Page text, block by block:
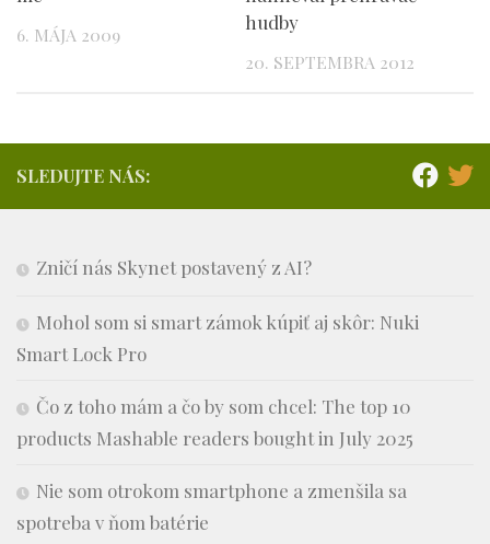
6. MÁJA 2009
hudby
20. SEPTEMBRA 2012
SLEDUJTE NÁS:
Zničí nás Skynet postavený z AI?
Mohol som si smart zámok kúpiť aj skôr: Nuki
Smart Lock Pro
Čo z toho mám a čo by som chcel: The top 10
products Mashable readers bought in July 2025
Nie som otrokom smartphone a zmenšila sa
spotreba v ňom batérie